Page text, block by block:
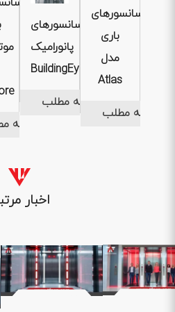
آسانسورهای
پانورامیک
BuildingEye
ادامه مطلب
آسانسورهای
باری
مدل
Atlas
ادامه مطلب
اخبار